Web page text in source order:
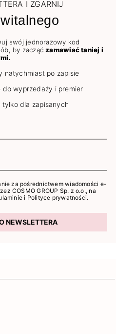
I ZGARNIJ
swój jednorazowy kod
by zacząćzamawiać taniej i
natychmiast po zapisie
wyprzedaży i premier
dla zapisanych
za pośrednictwem wiadomości e-
COSMO GROUP Sp. z o.o., na
i Polityce prywatności.
NEWSLETTERA